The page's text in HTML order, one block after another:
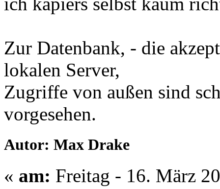
Zur Datenbank, - die
lokalen Server,
Zugriffe von außen sind
vorgesehen.
Autor: Max Drake
« am: Freitag - 16. März